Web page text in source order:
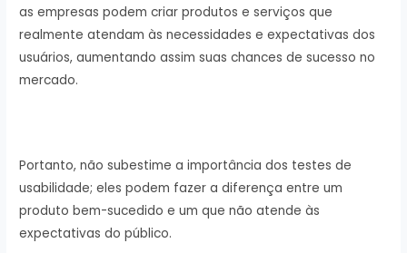
as empresas podem criar produtos e serviços que
realmente atendam às necessidades e expectativas dos
usuários, aumentando assim suas chances de sucesso no
mercado.
Portanto, não subestime a importância dos testes de
usabilidade; eles podem fazer a diferença entre um
produto bem-sucedido e um que não atende às
expectativas do público.